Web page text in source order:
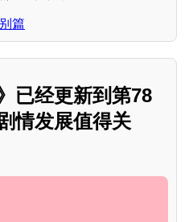
篇
已经更新到第78
情发展值得关